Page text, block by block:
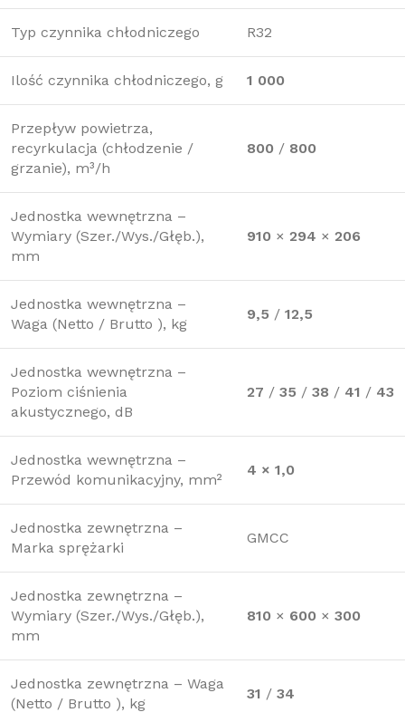
Typ czynnika chłodniczego R32
Ilość czynnika chłodniczego, g 1 000
Przepływ powietrza,
recyrkulacja (chłodzenie /
grzanie), m³/h
800 / 800
Jednostka wewnętrzna –
Wymiary (Szer./Wys./Głęb.),
mm
910 × 294 × 206
Jednostka wewnętrzna –
Waga (Netto / Brutto ), kg
9,5 / 12,5
Jednostka wewnętrzna –
Poziom ciśnienia
akustycznego, dB
27 / 35 / 38 / 41 / 43
Jednostka wewnętrzna –
Przewód komunikacyjny, mm²
4 × 1,0
Jednostka zewnętrzna –
Marka sprężarki
GMCC
Jednostka zewnętrzna –
Wymiary (Szer./Wys./Głęb.),
mm
810 × 600 × 300
Jednostka zewnętrzna – Waga
(Netto / Brutto ), kg
31 / 34